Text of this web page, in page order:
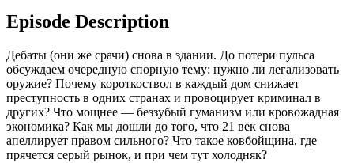
Episode Description
Дебаты (они же срачи) снова в здании. До потери пульса
обсуждаем очередную спорную тему: нужно ли легализовать
оружие? Почему короткоствол в каждый дом снижает
преступность в одних странах и провоцирует криминал в
других? Что мощнее — беззубый гуманизм или кровожадная
экономика? Как мы дошли до того, что 21 век снова
апеллирует правом сильного? Что такое ковбойщина, где
прячется серый рынок, и при чем тут холодняк?